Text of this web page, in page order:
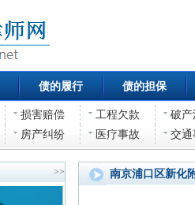
债的履行 债的担保
损害赔偿 工程欠款
破产
房产纠纷 医疗事故 交通
>> 南京浦口区新化